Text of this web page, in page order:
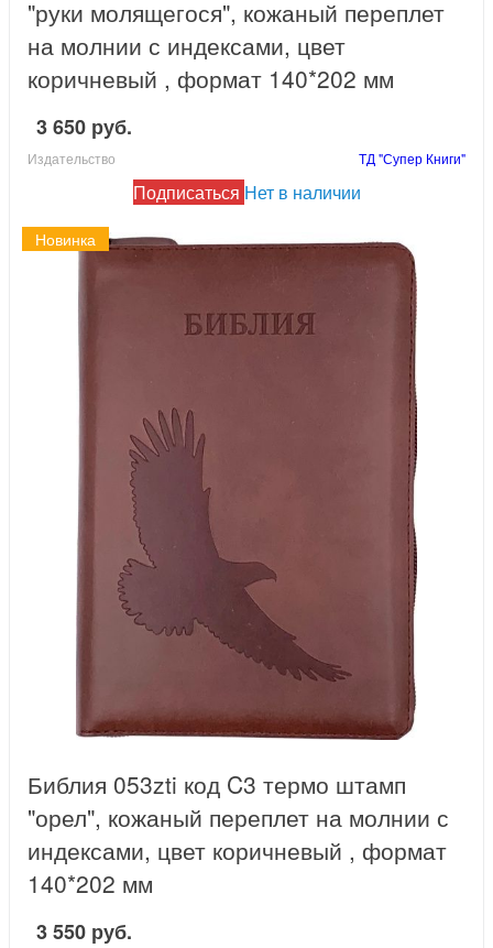
"руки молящегося", кожаный переплет
на молнии с индексами, цвет
коричневый , формат 140*202 мм
3 650 руб.
Издательство ТД "Супер Книги"
Подписаться Нет в наличии
Новинка
Библия 053zti код C3 термо штамп
"орел", кожаный переплет на молнии с
индексами, цвет коричневый , формат
140*202 мм
3 550 руб.